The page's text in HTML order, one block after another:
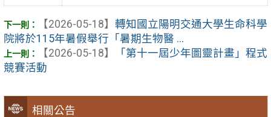
相關公告
【2026-05-18】 轉知國立陽明交通大學生命科學
院將於115年暑假舉行「暑期生物醫 ...
【2026-05-18】
「第十一屆少年圖靈計畫」程式
競賽活動